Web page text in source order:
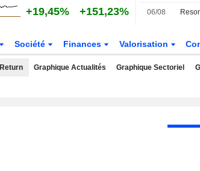
+19,45% +151,23% 06/08
Société Finances Valorisation
Graphique Actualités Graphique Sectoriel